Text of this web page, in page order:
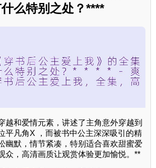
么特别之处？****
越和爱情元素，讲述了主角意外穿越到
平凡角X ，而被书中公主深深吸引的精
幽默，情节紧凑，特别适合喜欢甜蜜爱
众，高清画质让观赏体验更加愉悦。**